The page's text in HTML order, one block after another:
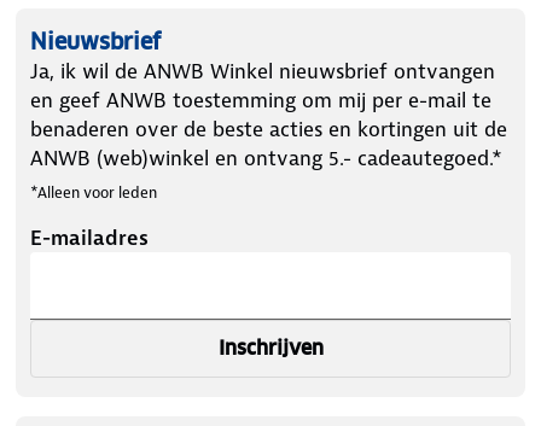
Nieuwsbrief
Ja, ik wil de ANWB Winkel nieuwsbrief ontvangen
en geef ANWB toestemming om mij per e-mail te
benaderen over de beste acties en kortingen uit de
ANWB (web)winkel en ontvang 5.- cadeautegoed.*
*Alleen voor leden
E-mailadres
Inschrijven